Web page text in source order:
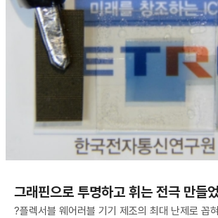
그래핀으로 투명하고 휘는 전극 만들
?플렉서블 웨어러블 기기 제조의 최대 난제로 꼽